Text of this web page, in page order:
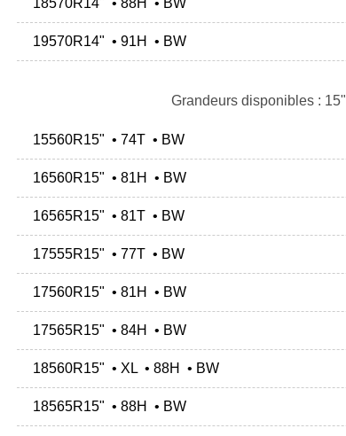
18570R14" • 88H • BW
19570R14" • 91H • BW
Grandeurs disponibles : 15"
15560R15" • 74T • BW
16560R15" • 81H • BW
16565R15" • 81T • BW
17555R15" • 77T • BW
17560R15" • 81H • BW
17565R15" • 84H • BW
18560R15" • XL • 88H • BW
18565R15" • 88H • BW